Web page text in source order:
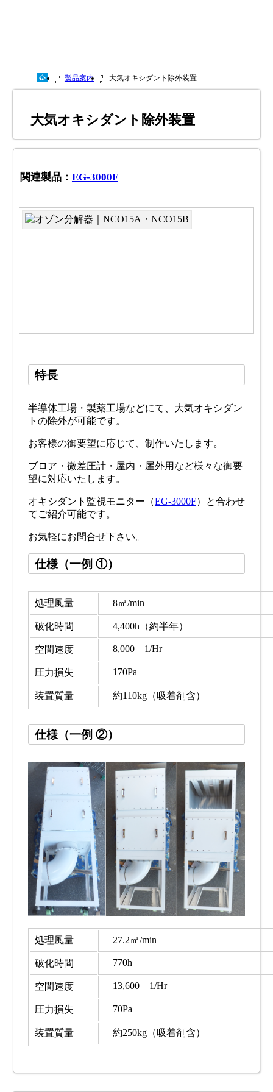
製品案内 大気オキシダント除外装置
大気オキシダント除外装置
関連製品： EG-3000F
特長
半導体工場・製薬工場などにて、大気オキシダン
トの除外が可能です。
お客様の御要望に応じて、制作いたします。
ブロア・微差圧計・屋内・屋外用など様々な御要
望に対応いたします。
オキシダント監視モニター（EG-3000F）と合わせ
てご紹介可能です。
お気軽にお問合せ下さい。
仕様（一例 ①）
処理風量 8㎥/min
破化時間 4,400h（約半年）
空間速度 8,000 1/Hr
圧力損失 170Pa
装置質量 約110kg（吸着剤含）
仕様（一例 ②）
処理風量 27.2㎥/min
破化時間 770h
空間速度 13,600 1/Hr
圧力損失 70Pa
装置質量 約250kg（吸着剤含）